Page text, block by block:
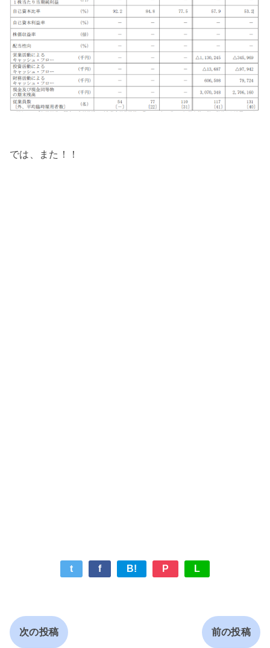
では、また！！
t f B! P L
次の投稿 前の投稿